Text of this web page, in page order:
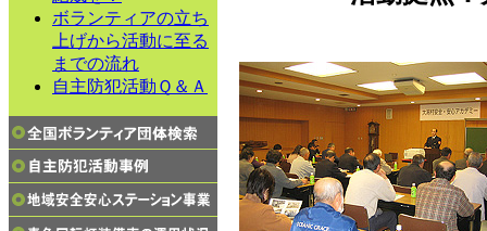
ボランティアの立ち
上げから活動に至る
までの流れ
自主防犯活動Ｑ＆Ａ